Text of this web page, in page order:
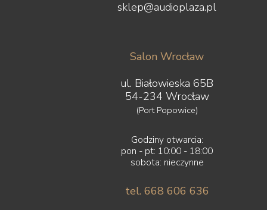
sklep@audioplaza.pl
Salon Wrocław
ul. Białowieska 65B
54-234 Wrocław
(Port Popowice)
Godziny otwarcia:
pon - pt: 10:00 - 18:00
sobota: nieczynne
tel. 668 606 636